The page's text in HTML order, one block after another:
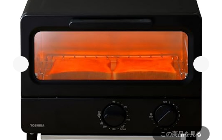
この商品を見る